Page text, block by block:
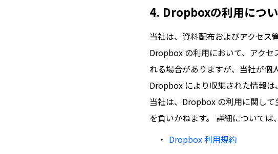
4. Dropboxの利用につ
当社は、資料配布およびアクセス
Dropbox の利用において、アクセ
れる場合がありますが、当社が個
Dropbox により収集された情報は
当社は、Dropbox の利用に関し
を負いかねます。 詳細について
Dropbox 利用規約